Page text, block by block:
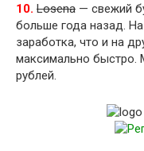
10. Losena — свежий
больше года назад.
заработка, что и на
максимально быстро.
рублей.